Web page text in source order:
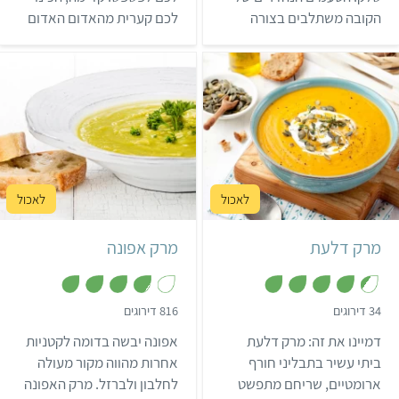
ת
ו
הקובה משתלבים בצורה
יחד מנה שפשוט אי אפשר
לעמוד בפניה! המתכון
מתאים לארוחות מיוחדות או
סעודות חג עם אורחים ותמיד
גורר תגובות נלהבות!
ת
ו
לכם קערית מהאדום האדום
קל 55 דקות
4 מנות אמריקאי
מרק דלעת
34 דירוגים
.
3
מ
ת
ו
דמיינו את זה: מרק דלעת
ביתי עשיר בתבליני חורף
ארומטיים, שריחם מתפשט
שעה ו-20 דקות
8 מנות
מרק אפונה
816 דירוגים
.
8
מ
ת
ו
אפונה יבשה בדומה לקטניות
אחרות מהווה מקור מעולה
לחלבון ולברזל. מרק האפונה